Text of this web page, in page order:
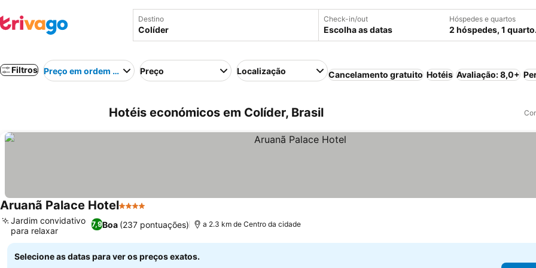
Destino Check-in/out
Escolha as datas
Hóspedes e quartos
2 hóspedes, 1 quarto.
Filtros Preço em ordem crescentePreço Localização Cancelamento gratuito Hotéis Avaliação: 8,0+
Hotéis económicos em Colíder, Brasil
Aruanã Palace Hotel4 Estrelas
7,9Boa (237 pontuações)
Jardim convidativo
para relaxar
a 2.3 km de Centro da cidade
Selecione as datas para ver os preços exatos.